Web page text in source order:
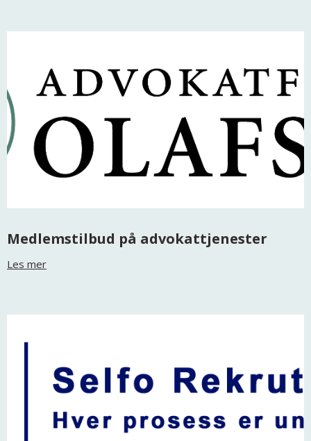
Medlemstilbud på advokattjenester
Les mer